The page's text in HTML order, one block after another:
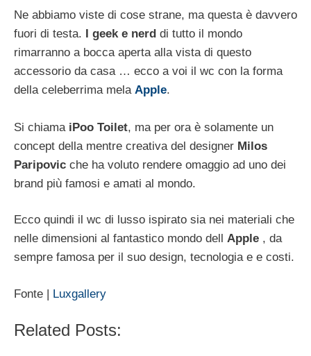
Ne abbiamo viste di cose strane, ma questa è davvero
fuori di testa. I geek e nerd di tutto il mondo
rimarranno a bocca aperta alla vista di questo
accessorio da casa … ecco a voi il wc con la forma
della celeberrima mela Apple.
Si chiama iPoo Toilet, ma per ora è solamente un
concept della mentre creativa del designer Milos
Paripovic che ha voluto rendere omaggio ad uno dei
brand più famosi e amati al mondo.
Ecco quindi il wc di lusso ispirato sia nei materiali che
nelle dimensioni al fantastico mondo dell Apple , da
sempre famosa per il suo design, tecnologia e e costi.
Fonte | Luxgallery
Related Posts: